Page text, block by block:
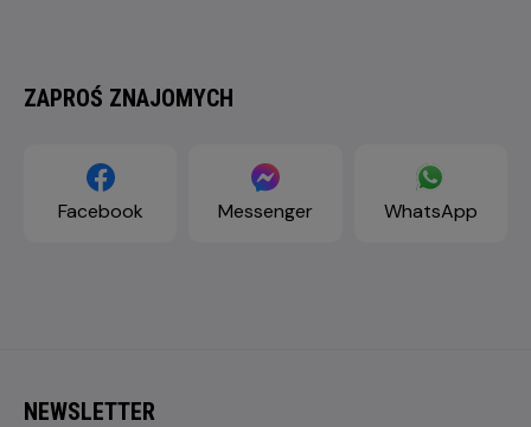
ZAPROŚ ZNAJOMYCH
Facebook Messenger WhatsApp
NEWSLETTER